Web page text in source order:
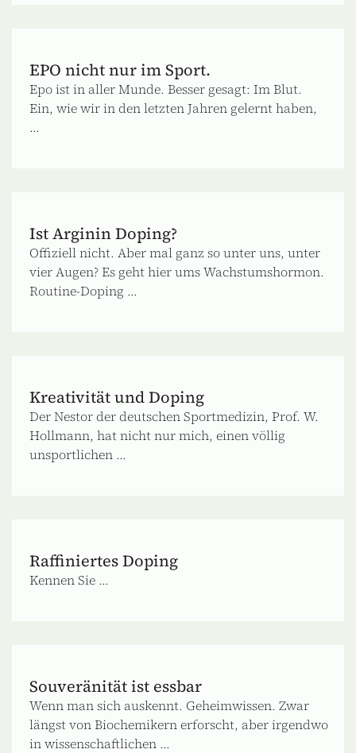
EPO nicht nur im Sport.
Epo ist in aller Munde. Besser gesagt: Im Blut.
Ein, wie wir in den letzten Jahren gelernt haben,
...
Ist Arginin Doping?
Offiziell nicht. Aber mal ganz so unter uns, unter
vier Augen? Es geht hier ums Wachstumshormon.
Routine-Doping ...
Kreativität und Doping
Der Nestor der deutschen Sportmedizin, Prof. W.
Hollmann, hat nicht nur mich, einen völlig
unsportlichen ...
Raffiniertes Doping
Kennen Sie ...
Souveränität ist essbar
Wenn man sich auskennt. Geheimwissen. Zwar
längst von Biochemikern erforscht, aber irgendwo
in wissenschaftlichen ...